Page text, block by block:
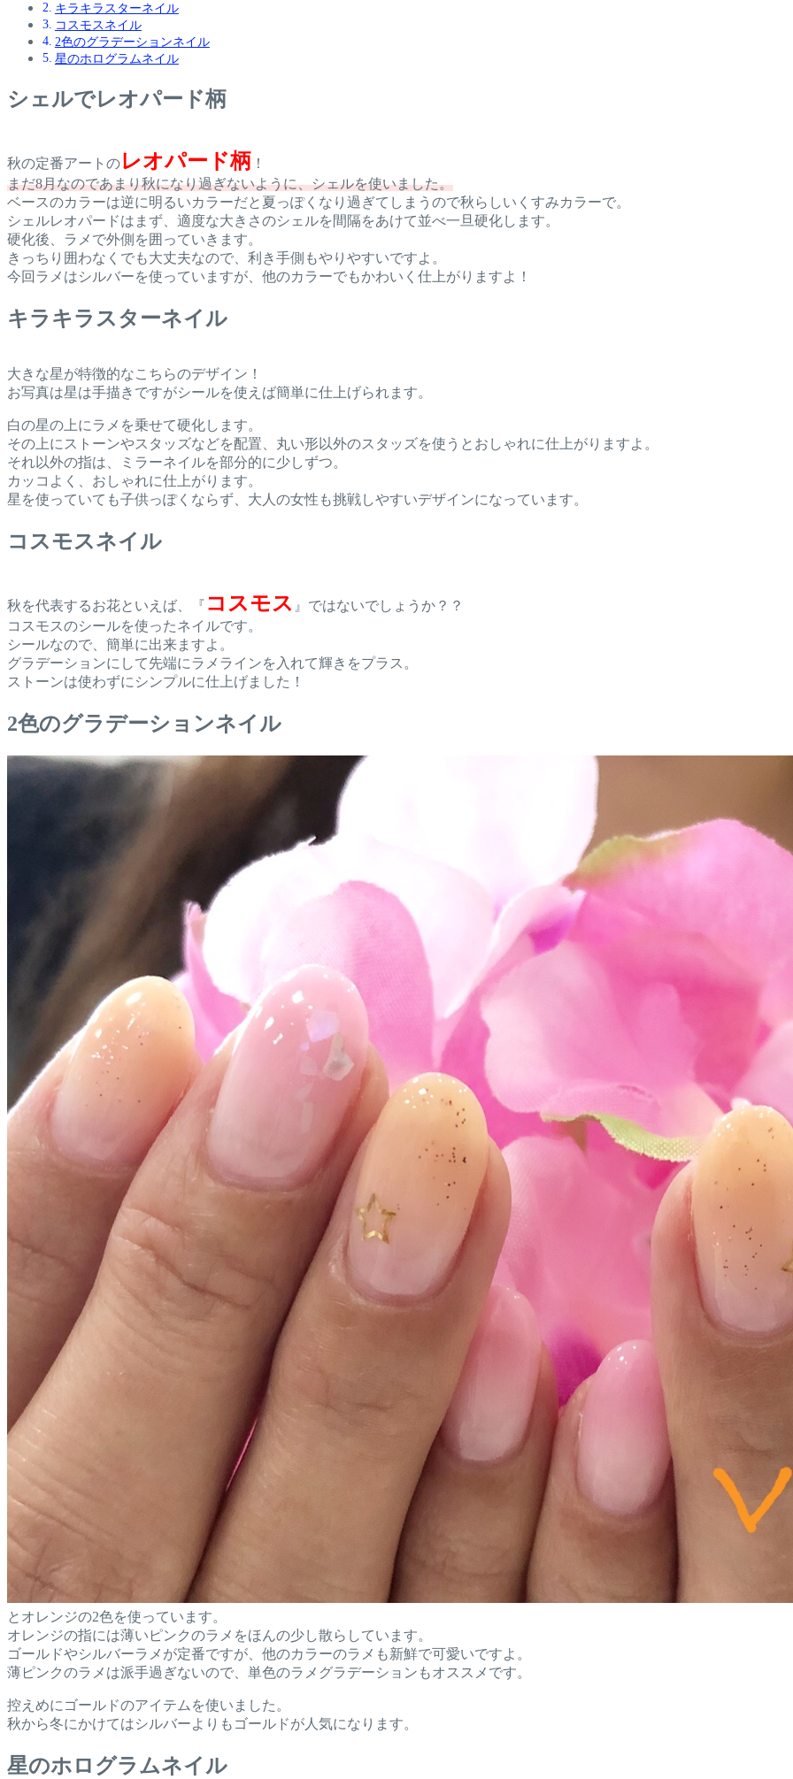
キラキラスターネイル
コスモスネイル
2色のグラデーションネイル
星のホログラムネイル
シェルでレオパード柄
秋の定番アートのレオパード柄 ！
まだ8月なのであまり秋になり過ぎないように、シェルを使いました。
ベースのカラーは逆に明るいカラーだと夏っぽくなり過ぎてしまうので秋らしいくすみカラーで。
シェルレオパードはまず、適度な大きさのシェルを間隔をあけて並べ一旦硬化します。
硬化後、ラメで外側を囲っていきます。
きっちり囲わなくでも大丈夫なので、利き手側もやりやすいですよ。
今回ラメはシルバーを使っていますが、他のカラーでもかわいく仕上がりますよ！
キラキラスターネイル
大きな星が特徴的なこちらのデザイン！
お写真は星は手描きですがシールを使えば簡単に仕上げられます。
白の星の上にラメを乗せて硬化します。
その上にストーンやスタッズなどを配置、丸い形以外のスタッズを使うとおしゃれに仕上がりますよ。
それ以外の指は、ミラーネイルを部分的に少しずつ。
カッコよく、おしゃれに仕上がります。
星を使っていても子供っぽくならず、大人の女性も挑戦しやすいデザインになっています。
コスモスネイル
秋を代表するお花といえば、『 コスモス 』ではないでしょうか？？
コスモスのシールを使ったネイルです。
シールなので、簡単に出来ますよ。
グラデーションにして先端にラメラインを入れて輝きをプラス。
ストーンは使わずにシンプルに仕上げました！
2色のグラデーションネイル
とオレンジの2色を使っています。
オレンジの指には薄いピンクのラメをほんの少し散らしています。
ゴールドやシルバーラメが定番ですが、他のカラーのラメも新鮮で可愛いですよ。
薄ピンクのラメは派手過ぎないので、単色のラメグラデーションもオススメです。
控えめにゴールドのアイテムを使いました。
秋から冬にかけてはシルバーよりもゴールドが人気になります。
星のホログラムネイル